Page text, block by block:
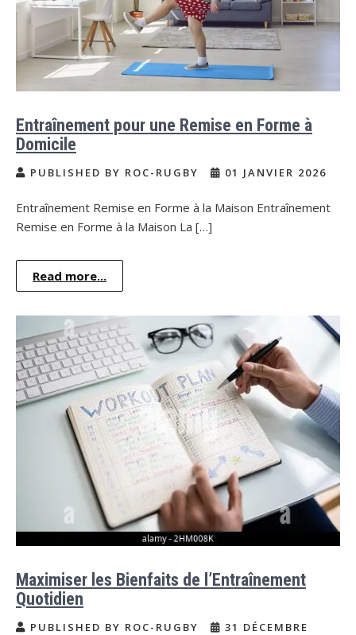
Entraînement pour une Remise en Forme à
Domicile
PUBLISHED BY ROC-RUGBY 01 JANVIER 2026
Entraînement Remise en Forme à la Maison Entraînement
Remise en Forme à la Maison La […]
Read more...
Maximiser les Bienfaits de l’Entraînement
Quotidien
PUBLISHED BY ROC-RUGBY
31 DÉCEMBRE